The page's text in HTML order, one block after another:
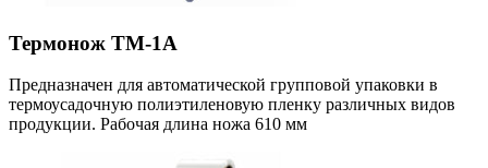
Термонож ТМ-1А
Предназначен для автоматической групповой упаковки в
термоусадочную полиэтиленовую пленку различных видов
продукции. Рабочая длина ножа 610 мм